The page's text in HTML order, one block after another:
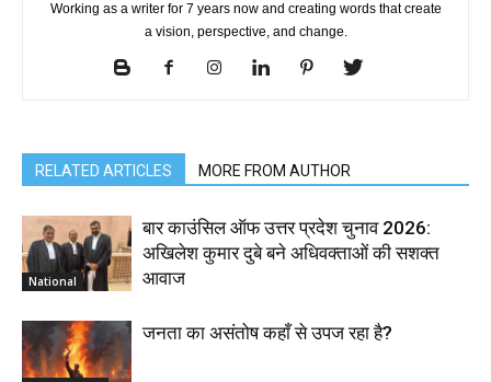
Working as a writer for 7 years now and creating words that create
a vision, perspective, and change.
RELATED ARTICLES MORE FROM AUTHOR
National
बार काउंसिल ऑफ उत्तर प्रदेश चुनाव 2026:
अखिलेश कुमार दुबे बने अधिवक्ताओं की सशक्त
आवाज
जनता का असंतोष कहाँ से उपज रहा है?